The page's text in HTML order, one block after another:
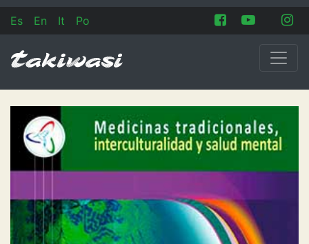
Es En It Po